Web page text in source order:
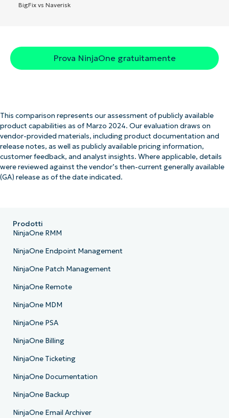
BigFix vs Naverisk
Prova NinjaOne gratuitamente
This comparison represents our assessment of publicly available
product capabilities as of Marzo 2024. Our evaluation draws on
vendor-provided materials, including product documentation and
release notes, as well as publicly available pricing information,
customer feedback, and analyst insights. Where applicable, details
were reviewed against the vendor’s then-current generally available
(GA) release as of the date indicated.
Prodotti
NinjaOne RMM
NinjaOne Endpoint Management
NinjaOne Patch Management
NinjaOne Remote
NinjaOne MDM
NinjaOne PSA
NinjaOne Billing
NinjaOne Ticketing
NinjaOne Documentation
NinjaOne Backup
NinjaOne Email Archiver